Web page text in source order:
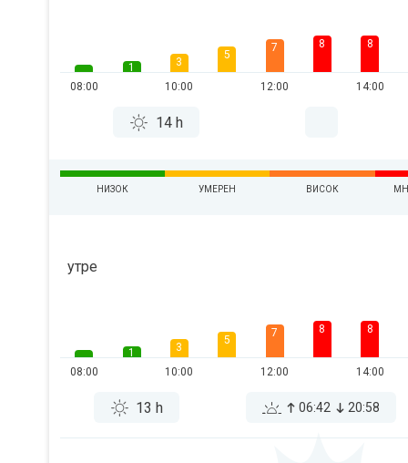
08:00
1
3
10:00
5
7
12:00
8 8
14:00
14 h
НИЗОК УМЕРЕН ВИСОК
утре
08:00
1
3
10:00
5
7
12:00
8 8
14:00
13 h 06:42 20:58